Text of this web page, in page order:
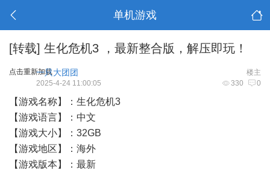
单机游戏
[转载] 生化危机3 ，最新整合版，解压即玩！
点击重新加载 楼主
一只大团团
330 0
2025-4-24 11:00:05
【游戏名称】：生化危机3
【游戏语言】：中文
【游戏大小】：32GB
【游戏地区】：海外
【游戏版本】：最新